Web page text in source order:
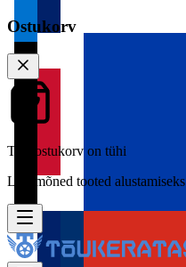
Ostukorv
Teie ostukorv on tühi
Lisa mõned tooted alustamiseks